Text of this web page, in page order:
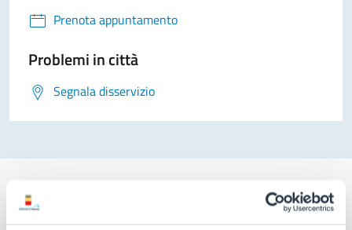
Prenota appuntamento
Problemi in città
Segnala disservizio